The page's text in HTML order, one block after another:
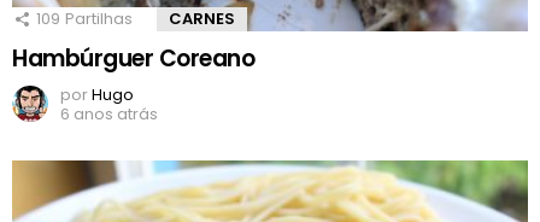
109 Partilhas CARNES
Hambúrguer Coreano
porHugo
6 anos atrás